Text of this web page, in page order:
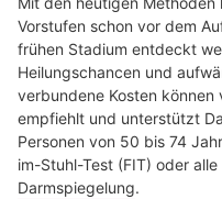
Vorstufen schon vor dem
frühen Stadium entdeckt
Heilungschancen und
verbundene Kosten
empfiehlt und unterstützt
Personen von 50 bis 74
im-Stuhl-Test (FIT) oder
Darmspiegelung.